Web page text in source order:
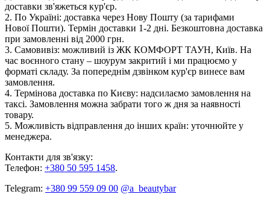
доставки зв'яжеться кур'єр.
2. По Україні: доставка через Нову Пошту (за тарифами
Нової Пошти). Термін доставки 1-2 дні. Безкоштовна доставка
при замовленні від 2000 грн.
3. Самовивіз: можливий із ЖК КОМФОРТ ТАУН, Київ. На
час воєнного стану – шоурум закритий і ми працюємо у
форматі складу. За попереднім дзвінком кур'єр винесе вам
замовлення.
4. Термінова доставка по Києву: надсилаємо замовлення на
таксі. Замовлення можна забрати того ж дня за наявності
товару.
5. Можливість відправлення до інших країн: уточнюйте у
менеджера.
Контакти для зв'язку:
Телефон: +380 50 595 1458.
Telegram: +380 99 559 09 00 @a_beautybar